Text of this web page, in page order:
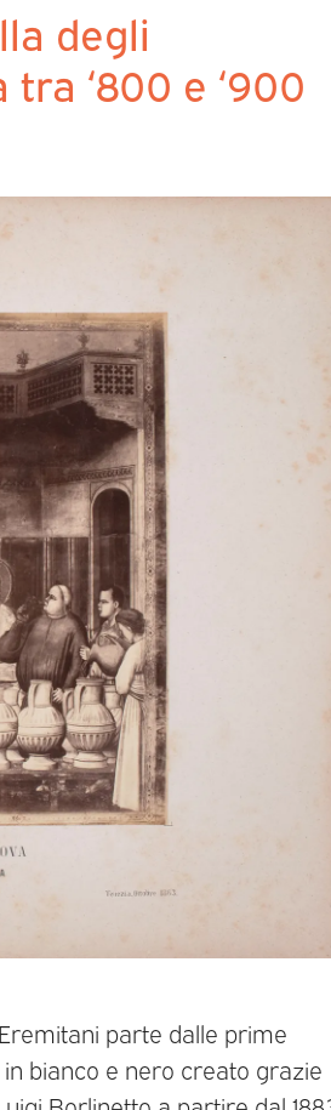
degli
‘800 e ‘900
parte dalle prime
bianco e nero creato grazie